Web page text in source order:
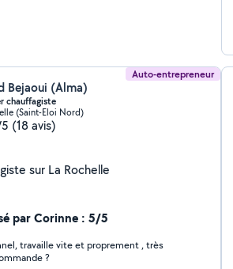
Auto-entrepreneur
Bejaoui (Alma)
chauffagiste
(Saint-Eloi Nord)
(18 avis)
sur La Rochelle
par Corinne : 5/5
travaille vite et proprement , très
?